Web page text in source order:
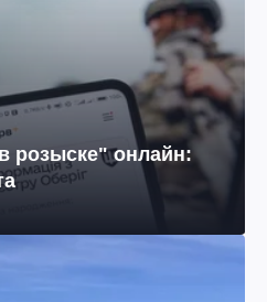
розыске" онлайн: